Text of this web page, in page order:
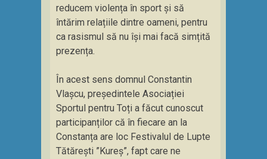
reducem violența în sport și să
întărim relațiile dintre oameni, pentru
ca rasismul să nu își mai facă simțită
prezența.
În acest sens domnul Constantin
Vlașcu, președintele Asociației
Sportul pentru Toți a făcut cunoscut
participanților că în fiecare an la
Constanța are loc Festivalul de Lupte
Tătărești ”Kureș”, fapt care ne